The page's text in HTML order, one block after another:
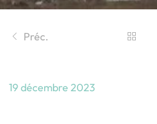
Préc.
19 décembre 2023